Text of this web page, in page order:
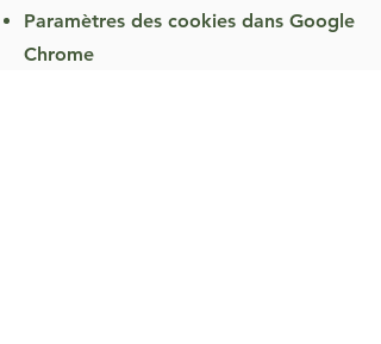
Paramètres des cookies dans Google
Chrome